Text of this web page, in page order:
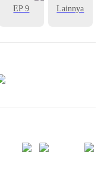
EP 9 Lainnya